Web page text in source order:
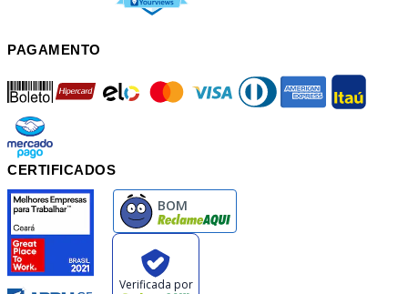
PAGAMENTO
boleto mastercard diners american itau
mercadopago
CERTIFICADOS